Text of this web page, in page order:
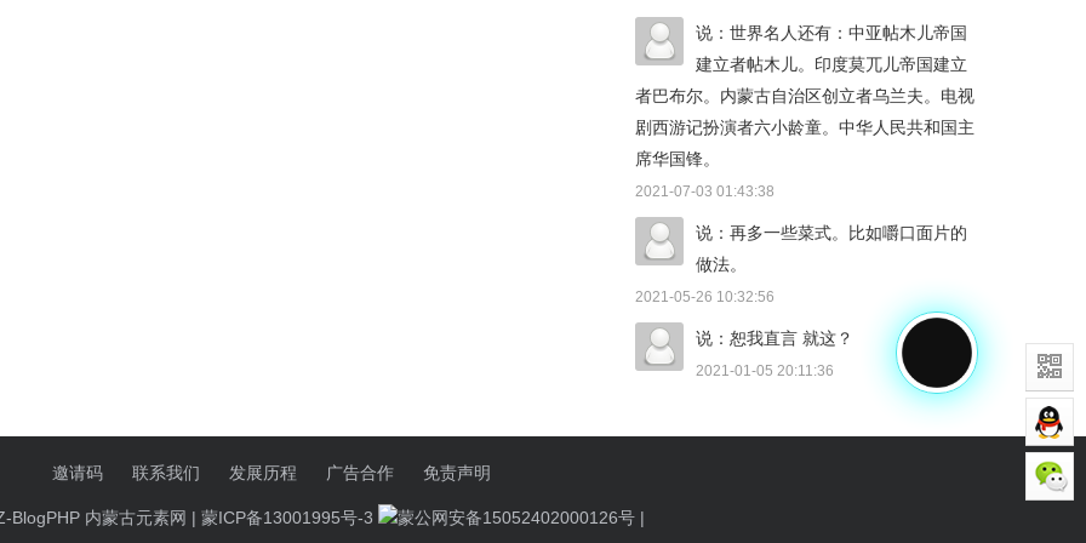
说：世界名人还有：中亚帖木儿帝国
建立者帖木儿。印度莫兀儿帝国建立
者巴布尔。内蒙古自治区创立者乌兰夫。电视
剧西游记扮演者六小龄童。中华人民共和国主
席华国锋。
2021-07-03 01:43:38
说：再多一些菜式。比如嚼口面片的
做法。
2021-05-26 10:32:56
说：恕我直言 就这？
2021-01-05 20:11:36
邀请码 联系我们 发展历程 广告合作 免责声明
BlogPHP 内蒙古元素网 | 蒙ICP备13001995号-3 蒙公网安备15052402000126号 |